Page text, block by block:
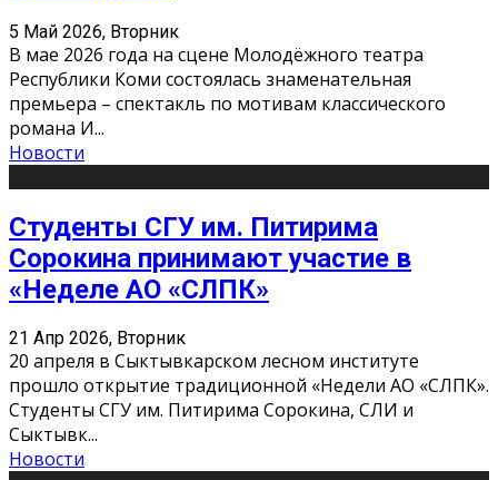
5 Май 2026, Вторник
В мае 2026 года на сцене Молодёжного театра
Республики Коми состоялась знаменательная
премьера – спектакль по мотивам классического
романа И...
Новости
Студенты СГУ им. Питирима
Сорокина принимают участие в
«Неделе АО «СЛПК»
21 Апр 2026, Вторник
20 апреля в Сыктывкарском лесном институте
прошло открытие традиционной «Недели АО «СЛПК».
Студенты СГУ им. Питирима Сорокина, СЛИ и
Сыктывк...
Новости